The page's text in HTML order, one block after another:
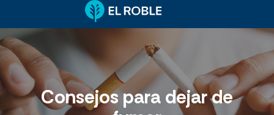
Consejos para dejar de